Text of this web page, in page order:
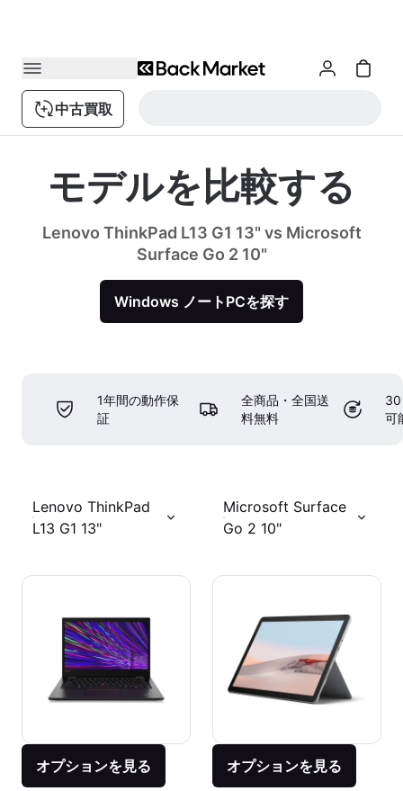
中古買取
モデルを比較する
Lenovo ThinkPad L13 G1 13" vs Microsoft
Surface Go 2 10"
Windows ノートPCを探す
1年間の動作保
証
全商品・全国送
料無料
30
可
Lenovo ThinkPad
L13 G1 13"
Microsoft Surface
Go 2 10"
オプションを見る オプションを見る